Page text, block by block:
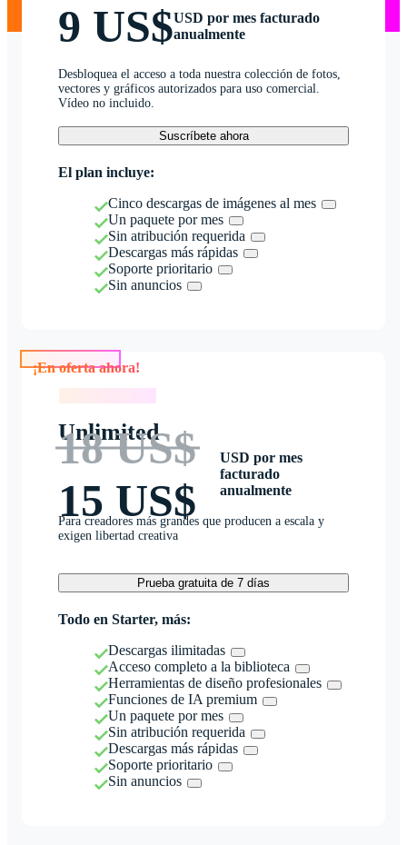
9 US$USD por mes facturado
anualmente
Desbloquea el acceso a toda nuestra colección de fotos,
vectores y gráficos autorizados para uso comercial.
Vídeo no incluido.
Suscríbete ahora
El plan incluye:
Cinco descargas de imágenes al mes
Un paquete por mes
Sin atribución requerida
Descargas más rápidas
Soporte prioritario
Sin anuncios
Unlimited
18 US$
15 US$
USD por mes
facturado
anualmente
Para creadores más grandes que producen a escala y
exigen libertad creativa
Prueba gratuita de 7 días
Todo en Starter, más:
Descargas ilimitadas
Acceso completo a la biblioteca
Herramientas de diseño profesionales
Funciones de IA premium
Un paquete por mes
Sin atribución requerida
Descargas más rápidas
Soporte prioritario
Sin anuncios